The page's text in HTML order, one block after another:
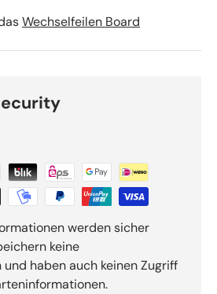
Wechselfeilen Board
werden sicher
keine
haben auch keinen Zugriff